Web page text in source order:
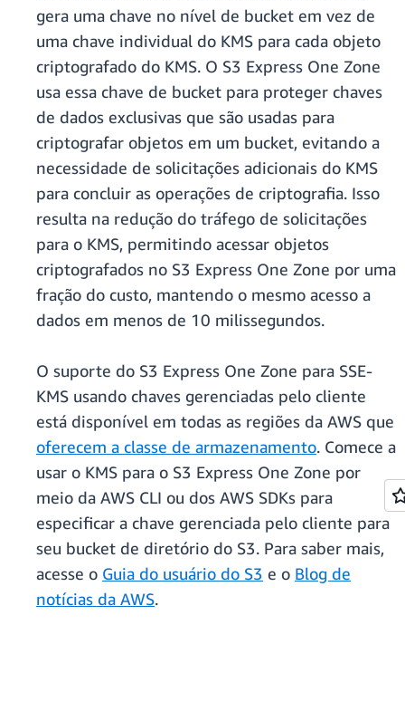
gera uma chave no nível de bucket em vez de
uma chave individual do KMS para cada objeto
criptografado do KMS. O S3 Express One Zone
usa essa chave de bucket para proteger chaves
de dados exclusivas que são usadas para
criptografar objetos em um bucket, evitando a
necessidade de solicitações adicionais do KMS
para concluir as operações de criptografia. Isso
resulta na redução do tráfego de solicitações
para o KMS, permitindo acessar objetos
criptografados no S3 Express One Zone por uma
fração do custo, mantendo o mesmo acesso a
dados em menos de 10 milissegundos.
O suporte do S3 Express One Zone para SSE-
KMS usando chaves gerenciadas pelo cliente
está disponível em todas as regiões da AWS que
oferecem a classe de armazenamento. Comece a
usar o KMS para o S3 Express One Zone por
meio da AWS CLI ou dos AWS SDKs para
especificar a chave gerenciada pelo cliente para
seu bucket de diretório do S3. Para saber mais,
acesse o Guia do usuário do S3 e o Blog de
notícias da AWS.